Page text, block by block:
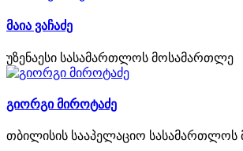
მაია ვაჩაძე
უზენაესი სასამართლოს მოსამართლე
გიორგი მიროტაძე
თბილისის სააპელაციო